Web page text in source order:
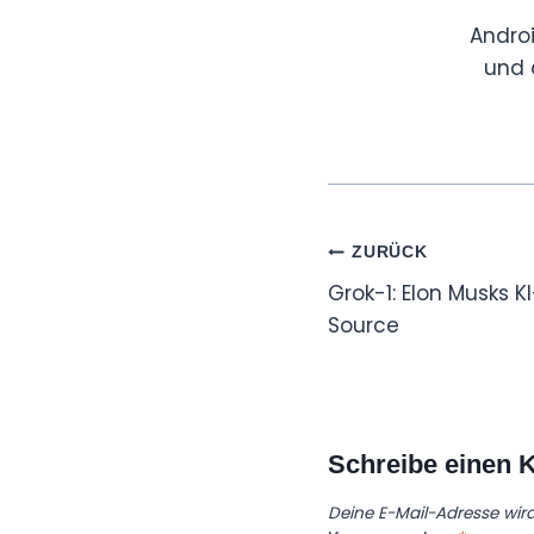
und
ZURÜCK
Grok-1: Elon Musks
Source
Schreibe einen
Deine E-Mail-Adresse